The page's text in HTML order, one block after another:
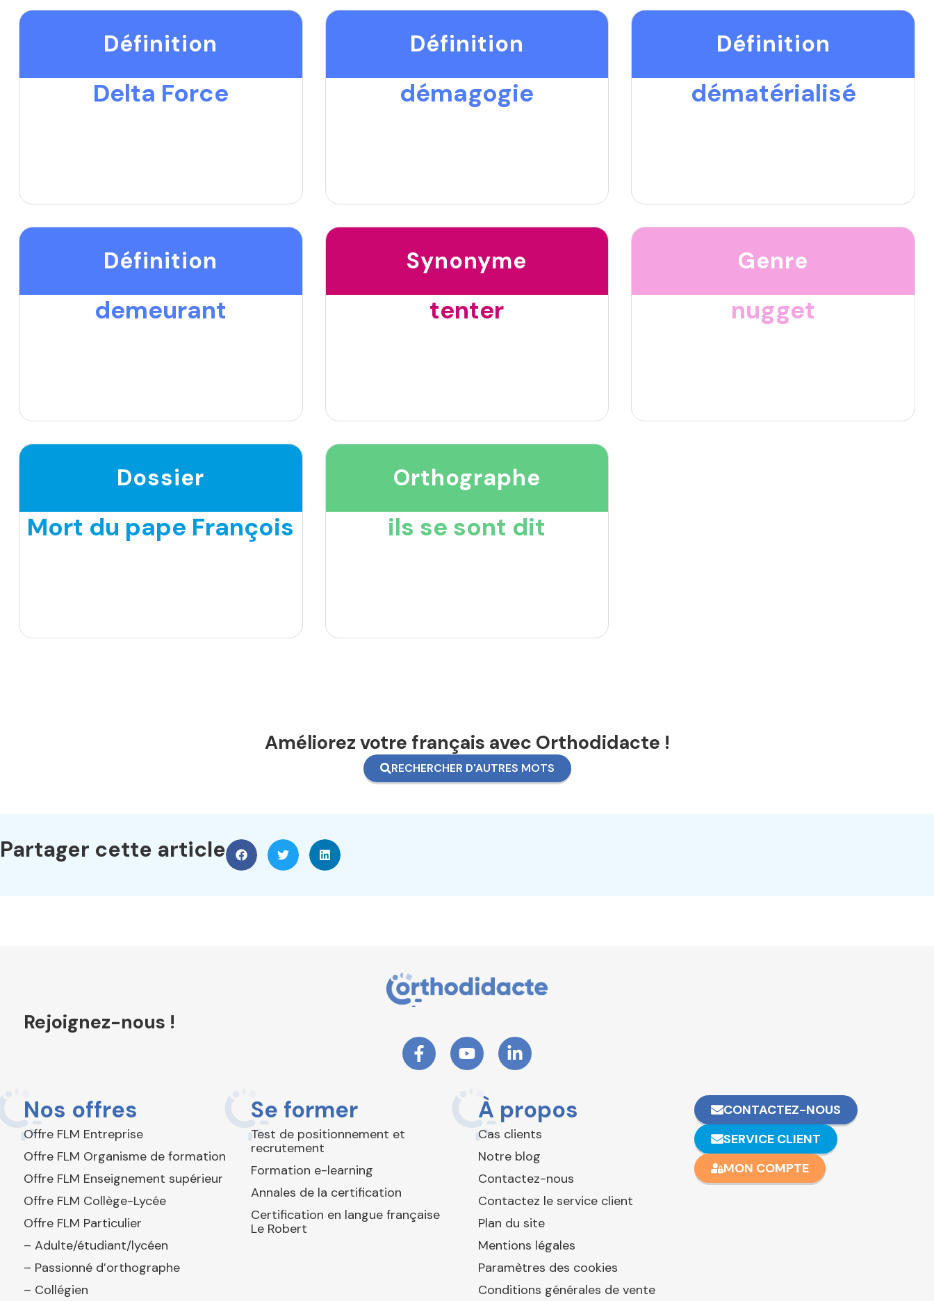
Définition
Delta Force
Définition
démagogie
Définition
dématérialisé
Définition
demeurant
Synonyme
tenter
Genre
nugget
Dossier
Mort du pape François
Orthographe
ils se sont dit
Améliorez votre français avec Orthodidacte !
RECHERCHER D'AUTRES MOTS
Partager cette article
Rejoignez-nous !
Nos offres
Offre FLM Entreprise
Offre FLM Organisme de formation
Offre FLM Enseignement supérieur
Offre FLM Collège-Lycée
Offre FLM Particulier
– Adulte/étudiant/lycéen
– Passionné d’orthographe
– Collégien
Se former
Test de positionnement et
recrutement
Formation e-learning
Annales de la certification
Certification en langue française
Le Robert
À propos
Cas clients
Notre blog
Contactez-nous
Contactez le service client
Plan du site
Mentions légales
Paramètres des cookies
Conditions générales de vente
CONTACTEZ-NOUS
SERVICE CLIENT
MON COMPTE